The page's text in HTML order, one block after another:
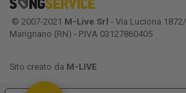
© 2007-2021 M-Live Srl - Via Luciona
Marignano (RN) - P.IVA 03127860405
Sito creato da M-LIVE